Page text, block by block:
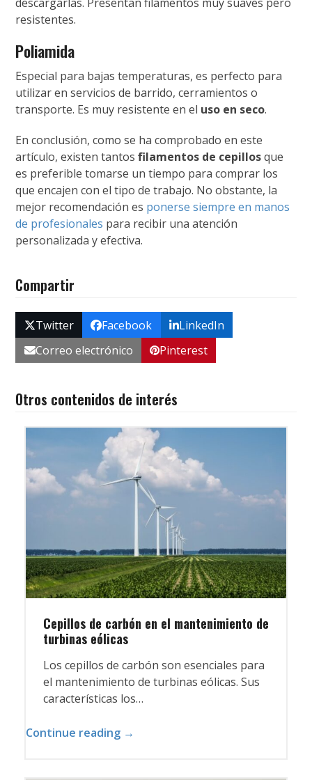
resistentes.
Poliamida
Especial para bajas temperaturas, es perfecto para
utilizar en servicios de barrido, cerramientos o
transporte. Es muy resistente en el uso en seco.
En conclusión, como se ha comprobado en este
artículo, existen tantosfilamentos de cepillosque
es preferible tomarse un tiempo para comprar los
que encajen con el tipo de trabajo. No obstante, la
mejor recomendación es ponerse siempre en manos
de profesionales para recibir una atención
personalizada y efectiva.
Compartir
Twitter Facebook
LinkedIn
Correo electrónico
Pinterest
Otros contenidos de interés
Cepillos de carbón en el mantenimiento de
turbinas eólicas
Los cepillos de carbón son esenciales para
el mantenimiento de turbinas eólicas. Sus
características los…
Continue reading →